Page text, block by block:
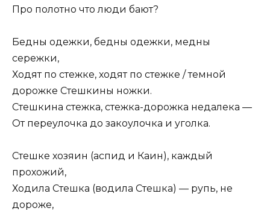
Про полотно что люди бают?
Бедны одежки, бедны одежки, медны
сережки,
Ходят по стежке, ходят по стежке / темной
дорожке Стешкины ножки.
Стешкина стежка, стежка-дорожка недалека —
От переулочка до закоулочка и уголка.
Стешке хозяин (аспид и Каин), каждый
прохожий,
Ходила Стешка (водила Стешка) — рупь, не
дороже,